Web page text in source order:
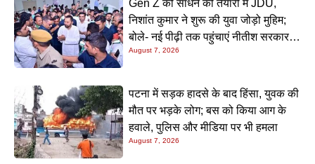
Gen Z को साधने की तैयारी में JDU,
निशांत कुमार ने शुरू की युवा जोड़ो मुहिम;
बोले- नई पीढ़ी तक पहुंचाएं नीतीश सरकार के
20 सालों के काम
August 7, 2026
पटना में सड़क हादसे के बाद हिंसा, युवक की
मौत पर भड़के लोग; बस को किया आग के
हवाले, पुलिस और मीडिया पर भी हमला
August 7, 2026